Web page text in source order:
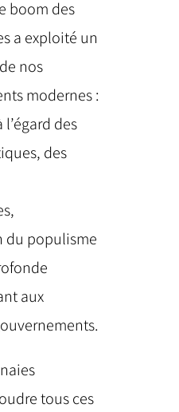
boom des
a exploité un
nos
modernes :
des
des
du populisme
aux
tous ces